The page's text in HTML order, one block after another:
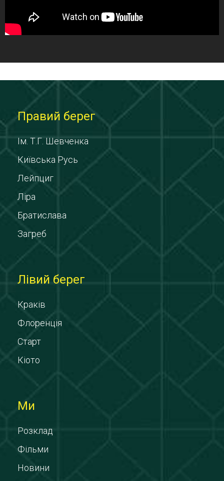
Правий берег
Ім. Т.Г. Шевченка
Київська Русь
Лейпциг
Ліра
Братислава
Загреб
Лівий берег
Краків
Флоренція
Старт
Кіото
Ми
Розклад
Фільми
Новини